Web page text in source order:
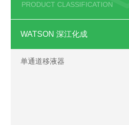
PRODUCT CLASSIFICATION
WATSON 深江化成
单通道移液器